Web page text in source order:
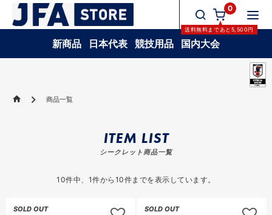
0
送料無料まであと 5,500円
新商品 日本代表 競技用品 国内大会
商品一覧
ITEM LIST
シークレット商品一覧
10件中、 1件から 10件までを表示しています。
SOLD OUT SOLD OUT